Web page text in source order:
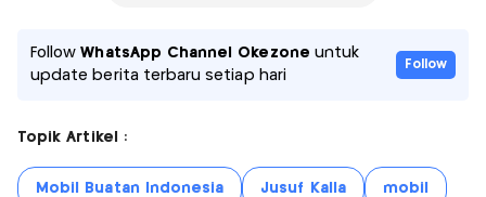
FollowWhatsApp Channel Okezone untuk
update berita terbaru setiap hari
Follow
Topik Artikel :
Mobil Buatan Indonesia Jusuf Kalla mobil